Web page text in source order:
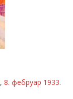
,8. фебруар 1933.